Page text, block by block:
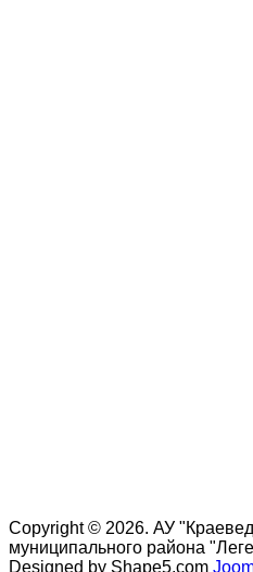
Copyright © 2026. АУ
муниципального района
Designed by Shape5.com